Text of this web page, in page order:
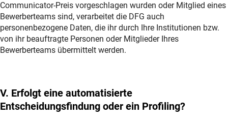
Communicator-Preis vorgeschlagen wurden oder Mitglied eines
Bewerberteams sind, verarbeitet die DFG auch
personenbezogene Daten, die ihr durch Ihre Institutionen bzw.
von ihr beauftragte Personen oder Mitglieder Ihres
Bewerberteams übermittelt werden.
V. Erfolgt eine automatisierte
Entscheidungsfindung oder ein Profiling?